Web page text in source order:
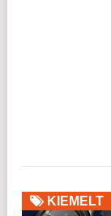
KIEMELT